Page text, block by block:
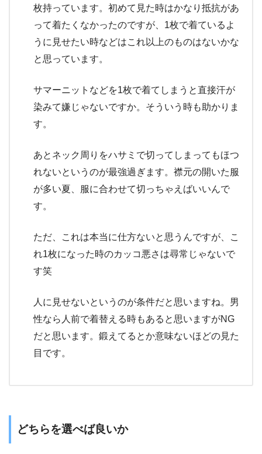
枚持っています。初めて見た時はかなり抵抗があ
って着たくなかったのですが、1枚で着ているよ
うに見せたい時などはこれ以上のものはないかな
と思っています。
サマーニットなどを1枚で着てしまうと直接汗が
染みて嫌じゃないですか。そういう時も助かりま
す。
あとネック周りをハサミで切ってしまってもほつ
れないというのが最強過ぎます。襟元の開いた服
が多い夏、服に合わせて切っちゃえばいいんで
す。
ただ、これは本当に仕方ないと思うんですが、こ
れ1枚になった時のカッコ悪さは尋常じゃないで
す笑
人に見せないというのが条件だと思いますね。男
性なら人前で着替える時もあると思いますがNG
だと思います。鍛えてるとか意味ないほどの見た
目です。
どちらを選べば良いか